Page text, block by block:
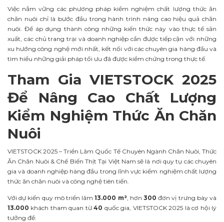
Việc nắm vững các phương pháp kiểm nghiệm chất lượng thức ăn
chăn nuôi chỉ là bước đầu trong hành trình nâng cao hiệu quả chăn
nuôi. Để áp dụng thành công những kiến thức này vào thực tế sản
xuất, các chủ trang trại và doanh nghiệp cần được tiếp cận với những
xu hướng công nghệ mới nhất, kết nối với các chuyên gia hàng đầu và
tìm hiểu những giải pháp tối ưu đã được kiểm chứng trong thực tế.
Tham Gia VIETSTOCK 2025
Để Nâng Cao Chất Lượng
Kiểm Nghiệm Thức Ăn Chăn
Nuôi
VIETSTOCK 2025 – Triển Lãm Quốc Tế Chuyên Ngành Chăn Nuôi, Thức
Ăn Chăn Nuôi & Chế Biến Thịt Tại Việt Nam sẽ là nơi quy tụ các chuyên
gia và doanh nghiệp hàng đầu trong lĩnh vực kiểm nghiệm chất lượng
thức ăn chăn nuôi và công nghệ tiên tiến.
Với dự kiến quy mô triển lãm13.000 m², hơn300 đơn vị trưng bày và
13.000 khách tham quan từ40 quốc gia, VIETSTOCK 2025 là cơ hội lý
tưởng để: